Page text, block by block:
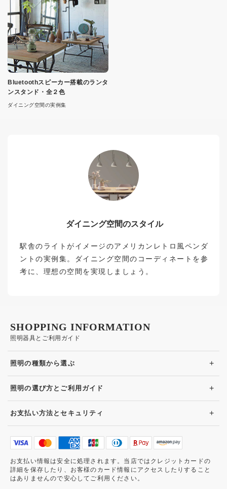
Bluetoothスピーカー搭載のランタ
ンスタンド・全２色
ダイニング空間の実例集
ダイニング空間のスタイル
駅舎のライトがイメージのアメリカンレトロ風ペンダ
ントの実例集。ダイニング空間のコーディネートを参
考に、理想の空間を実現しましょう。
照明器具とご利用ガイド
SHOPPING INFORMATION
照明の種類から選ぶ +
照明の選び方とご利用ガイド +
お支払い方法とセキュリティ +
お支払い情報は安全に処理されます。当店ではクレジットカードの
詳細を保存したり、お客様のカード情報にアクセスしたりすること
はありませんので安心してご利用ください。